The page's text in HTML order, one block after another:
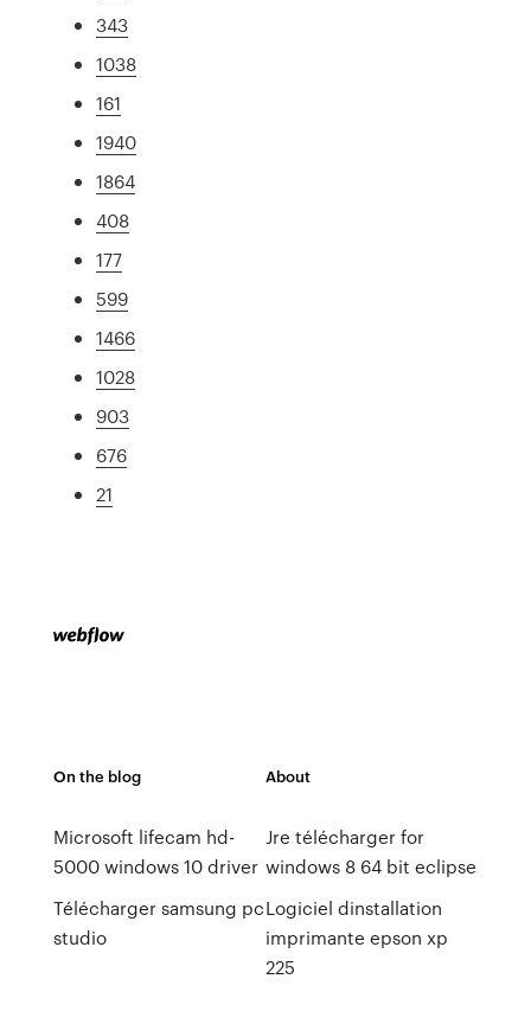
343
1038
161
1940
1864
408
177
599
1466
1028
903
676
21
On the blog
Microsoft lifecam hd-
5000 windows 10 driver
Télécharger samsung pc
studio
About
Jre télécharger for
windows 8 64 bit eclipse
Logiciel dinstallation
imprimante epson xp
225